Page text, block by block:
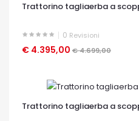
Trattorino tagliaerba a
0 Revisioni
€ 4.395,00 € 4.699,00
OCCHIATA VELOCE
Trattorino tagliaerba a